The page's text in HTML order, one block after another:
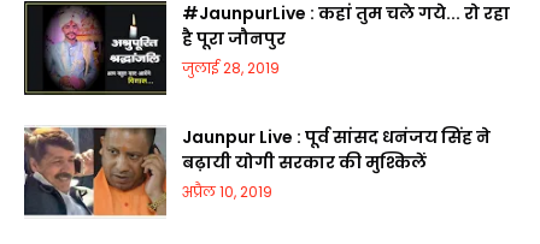
#JaunpurLive : कहां तुम चले गये... रो रहा
है पूरा जौनपुर
जुलाई 28, 2019
Jaunpur Live : पूर्व सांसद धनंजय सिंह ने
बढ़ायी योगी सरकार की मुश्किलें
अप्रैल 10, 2019